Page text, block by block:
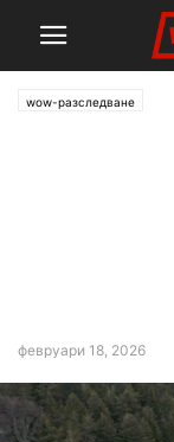
wow-разследване
февруари 18, 2026